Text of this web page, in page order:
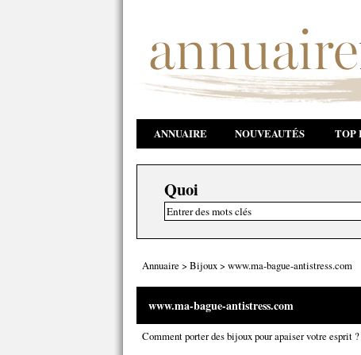
ANNUAIRE NOUVEAUTÉS TOP
Quoi
Annuaire > Bijoux> www.ma-bague-antistress.com
www.ma-bague-antistress.com
Comment porter des bijoux pour apaiser votre esprit ?